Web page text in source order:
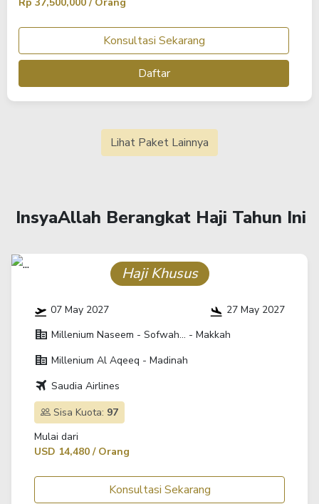
Konsultasi Sekarang
Daftar
Lihat Paket Lainnya
InsyaAllah Berangkat Haji Tahun Ini
Haji Khusus
07 May 2027 27 May 2027
corporate_fare Millenium Naseem - Sofwah... - Makkah
corporate_fare Millenium Al Aqeeq - Madinah
travel Saudia Airlines
Sisa Kuota: 97
Mulai dari
USD 14,480 / Orang
Konsultasi Sekarang